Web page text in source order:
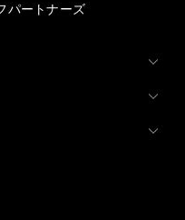
パートナーズ